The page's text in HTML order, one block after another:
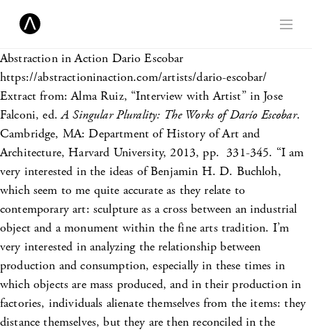
Abstraction in Action Dario Escobar
https://abstractioninaction.com/artists/dario-escobar/
Extract from: Alma Ruiz, “Interview with Artist” in Jose
Falconi, ed.A Singular Plurality: The Works of Darío Escobar.
Cambridge, MA: Department of History of Art and
Architecture, Harvard University, 2013, pp. 331-345. “I am
very interested in the ideas of Benjamin H. D. Buchloh,
which seem to me quite accurate as they relate to
contemporary art: sculpture as a cross between an industrial
object and a monument within the fine arts tradition. I’m
very interested in analyzing the relationship between
production and consumption, especially in these times in
which objects are mass produced, and in their production in
factories, individuals alienate themselves from the items: they
distance themselves, but they are then reconciled in the